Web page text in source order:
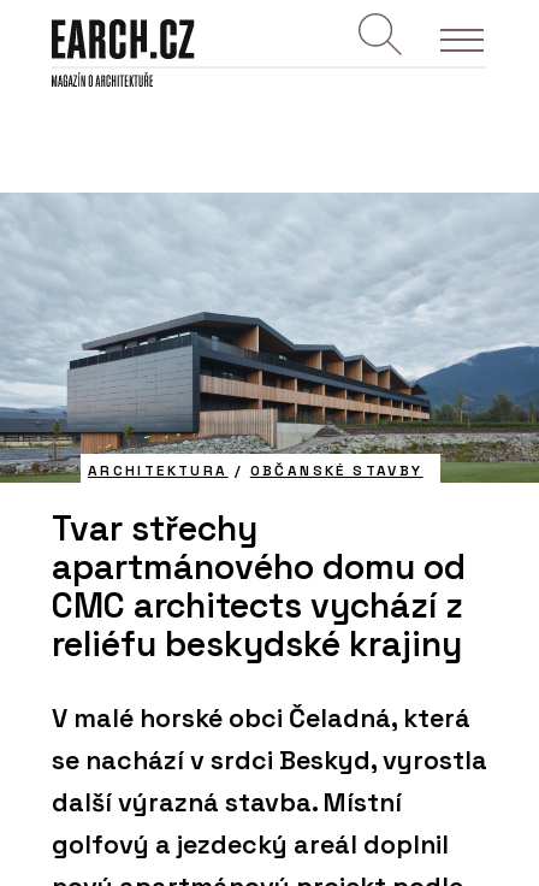
ARCHITEKTURA / OBČANSKÉ STAVBY
Tvar střechy
apartmánového domu od
CMC architects vychází z
reliéfu beskydské krajiny
V malé horské obci Čeladná, která
se nachází v srdci Beskyd, vyrostla
další výrazná stavba. Místní
golfový a jezdecký areál doplnil